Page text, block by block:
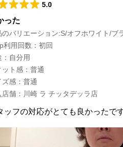
5.0
った
のバリエーション:S/オフホワイト/ブ
利用回数 ： 初回
： 自分用
ット感 ： 普通
ズ感 ： 普通
店舗 ： 川崎 ラ チッタデッラ店
ッフの対応がとても良かったで